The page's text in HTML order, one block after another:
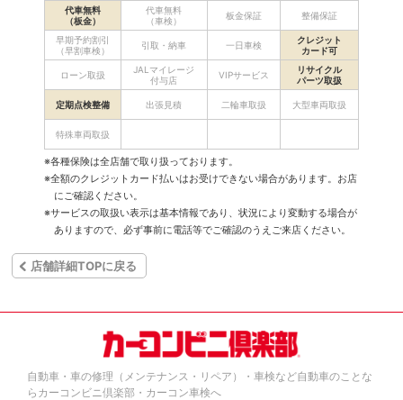
代車無料
（板金）
代車無料
（車検）
板金保証 整備保証
早期予約割引
（早割車検）
引取・納車 一日車検
クレジット
カード可
ローン取扱
JALマイレージ
付与店
VIPサービス
リサイクル
パーツ取扱
定期点検整備 出張見積 二輪車取扱 大型車両取扱
特殊車両取扱
※各種保険は全店舗で取り扱っております。
※全額のクレジットカード払いはお受けできない場合があります。お店
にご確認ください。
※サービスの取扱い表示は基本情報であり、状況により変動する場合が
ありますので、必ず事前に電話等でご確認のうえご来店ください。
店舗詳細TOPに戻る
自動車・車の修理（メンテナンス・リペア）・車検など自動車のことな
らカーコンビニ倶楽部・カーコン車検へ